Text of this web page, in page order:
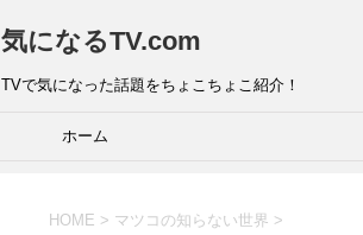
気になるTV.com
TVで気になった話題をちょこちょこ紹介！
ホーム
HOME > マツコの知らない世界 >